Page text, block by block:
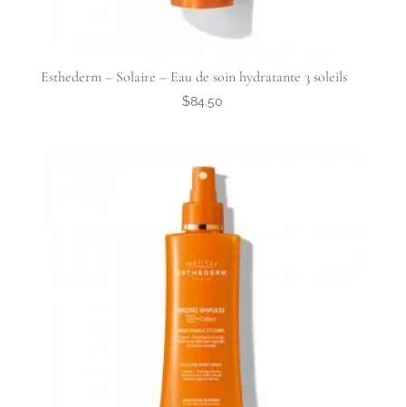
Esthederm – Solaire – Eau de soin hydratante 3 soleils
$84.50